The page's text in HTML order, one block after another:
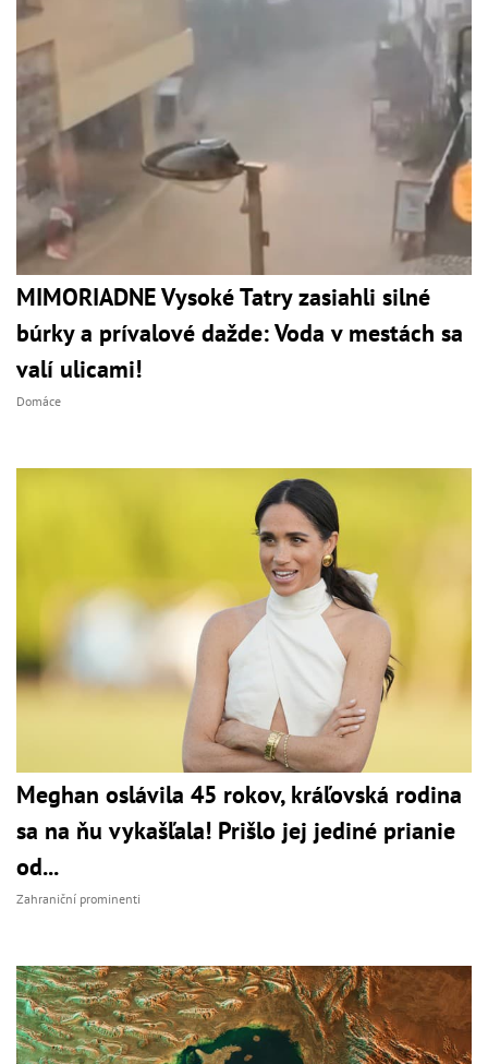
MIMORIADNE Vysoké Tatry zasiahli silné
búrky a prívalové dažde: Voda v mestách sa
valí ulicami!
Domáce
Meghan oslávila 45 rokov, kráľovská rodina
sa na ňu vykašľala! Prišlo jej jediné prianie
od...
Zahraniční prominenti